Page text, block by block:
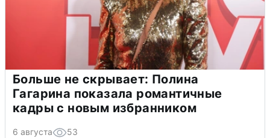
Больше не скрывает: Полина
Гагарина показала романтичные
кадры с новым избранником
6 августа 53